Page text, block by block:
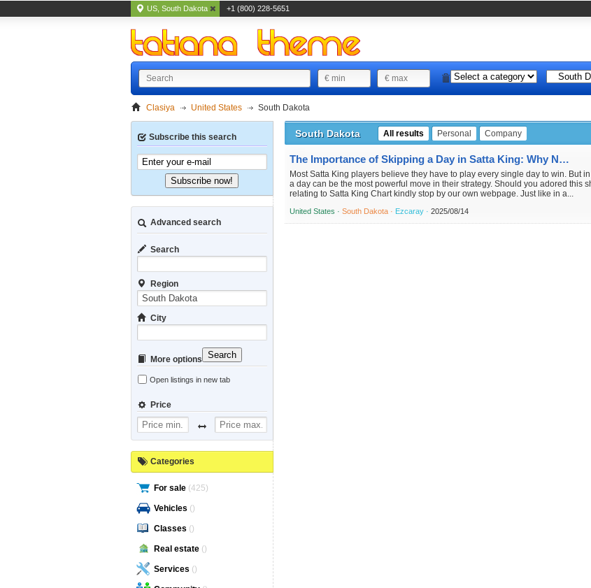
US, South Dakota +1 (800) 228-5651
Clasiya United States South Dakota
South Dakota All results Personal Company
The Importance of Skipping a Day in Satta King: Why Not Playing Can Be a Winning Strategy
Most Satta King players believe they have to play every single day to win. But
a day can be the most powerful move in their strategy. Should you adored this
relating to Satta King Chart kindly stop by our own webpage. Just like in a...
United States ·South Dakota · Ezcaray ·2025/08/14
Subscribe this search
Subscribe now!
Advanced search
Search
Region
City
More options
Open listings in new tab
Price
Search
Categories
For sale (425)
Vehicles ()
Classes ()
Real estate ()
Services ()